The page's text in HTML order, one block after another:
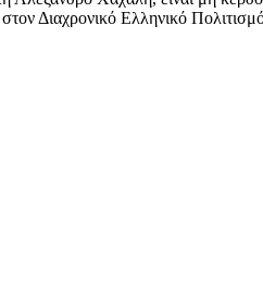
Διαχρονικό Ελληνικό